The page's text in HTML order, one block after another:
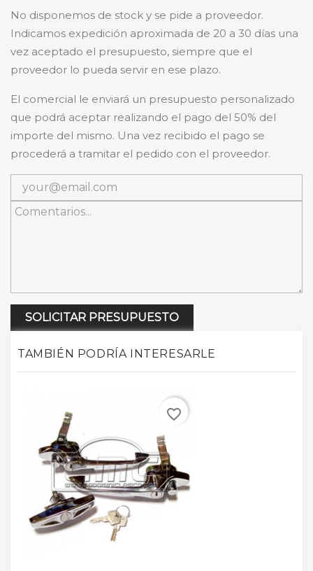
No disponemos de stock y se pide a proveedor.
Indicamos expedición aproximada de 20 a 30 días una
vez aceptado el presupuesto, siempre que el
proveedor lo pueda servir en ese plazo.
El comercial le enviará un presupuesto personalizado
que podrá aceptar realizando el pago del 50% del
importe del mismo. Una vez recibido el pago se
procederá a tramitar el pedido con el proveedor.
SOLICITAR PRESUPUESTO
TAMBIÉN PODRÍA INTERESARLE
favorite_border